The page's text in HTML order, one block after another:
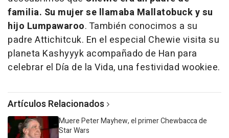
familia. Su mujer se llamaba Mallatobuck y su
hijo Lumpawaroo. También conocimos a su
padre Attichitcuk. En el especial Chewie visita su
planeta Kashyyyk acompañado de Han para
celebrar el Día de la Vida, una festividad wookiee.
Artículos Relacionados
Muere Peter Mayhew, el primer Chewbacca de
Star Wars